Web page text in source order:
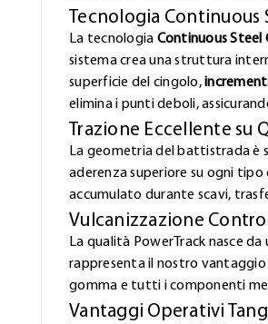
Tecnologia Continuous
La tecnologia Continuous Steel
sistema crea una struttura
superficie del cingolo,
elimina i punti deboli,
Trazione Eccellente su
La geometria del battistrada è
aderenza superiore su ogni
accumulato durante scavi,
Vulcanizzazione
La qualità PowerTrack nasce da
rappresenta il nostro
gomma e tutti i componenti
Vantaggi Operativi